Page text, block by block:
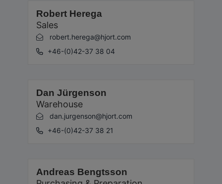
Robert Herega
Sales
robert.herega@hjort.com
+46-(0)42-37 38 04
Dan Jürgenson
Warehouse
dan.jurgenson@hjort.com
+46-(0)42-37 38 21
Andreas Bengtsson